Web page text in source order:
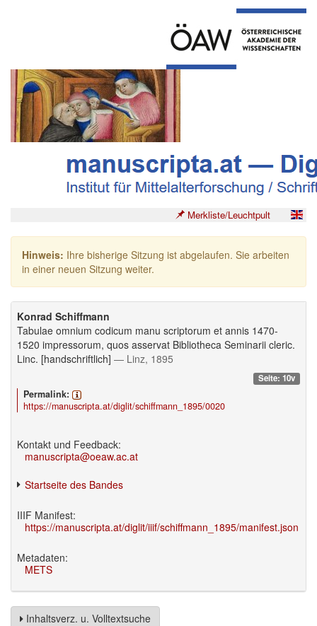
Merkliste/Leuchtpult
Hinweis: Ihre bisherige Sitzung ist abgelaufen. Sie arbeiten
in einer neuen Sitzung weiter.
Konrad Schiffmann
Tabulae omnium codicum manu scriptorum et annis 1470-
1520 impressorum, quos asservat Bibliotheca Seminarii cleric.
Linc. [handschriftlich] — Linz, 1895
Seite: 10v
Permalink:
https://manuscripta.at/diglit/schiffmann_1895/0020
Kontakt und Feedback:
manuscripta@oeaw.ac.at
Startseite des Bandes
IIIF Manifest:
https://manuscripta.at/diglit/iiif/schiffmann_1895/manifest.json
Metadaten:
METS
Inhaltsverz. u. Volltextsuche